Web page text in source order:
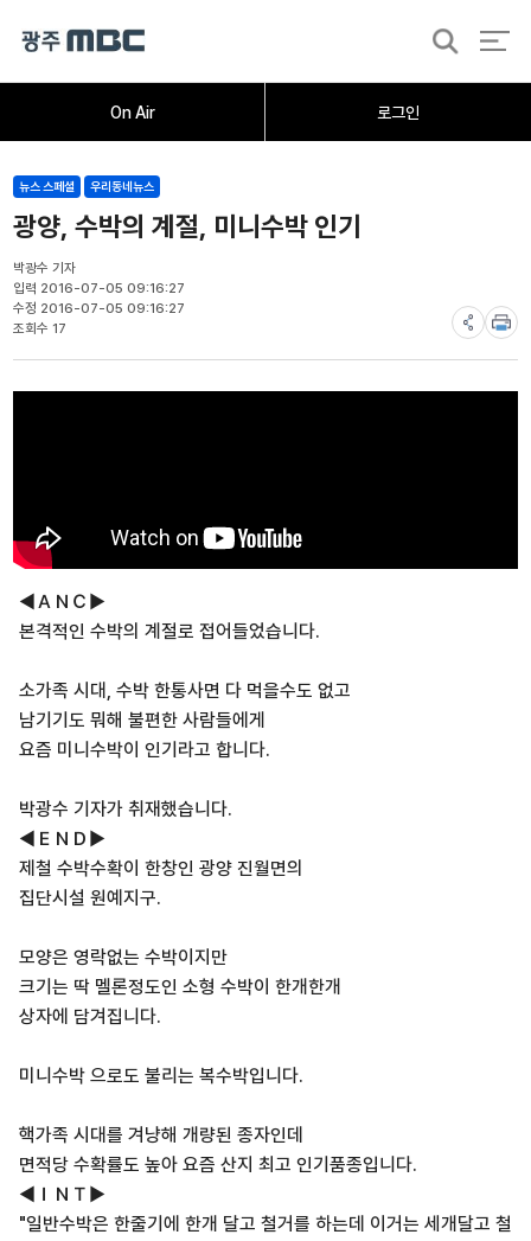
On Air 로그인
검
오늘의뉴스뉴스데스크 취재가시작되자
뉴스 스페셜 우리동네뉴스
광양, 수박의 계절, 미니수박 인기
박광수 기자
입력 2016-07-05 09:16:27
수정 2016-07-05 09:16:27
조회수 17
◀ＡＮＣ▶
본격적인 수박의 계절로 접어들었습니다.
소가족 시대, 수박 한통사면 다 먹을수도 없고
남기기도 뭐해 불편한 사람들에게
요즘 미니수박이 인기라고 합니다.
박광수 기자가 취재했습니다.
◀ＥＮＤ▶
제철 수박수확이 한창인 광양 진월면의
집단시설 원예지구.
모양은 영락없는 수박이지만
크기는 딱 멜론정도인 소형 수박이 한개한개
상자에 담겨집니다.
미니수박 으로도 불리는 복수박입니다.
핵가족 시대를 겨냥해 개량된 종자인데
면적당 수확률도 높아 요즘 산지 최고 인기품종입니다.
◀ＩＮＴ▶
"일반수박은 한줄기에 한개 달고 철거를 하는데 이거는 세개달고 철